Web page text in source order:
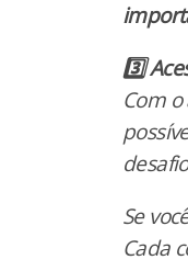
3️⃣
Com
Se
Cada